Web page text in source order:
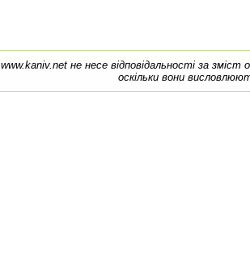
www.kaniv.net не несе відповідальності за зміст
оскільки вони